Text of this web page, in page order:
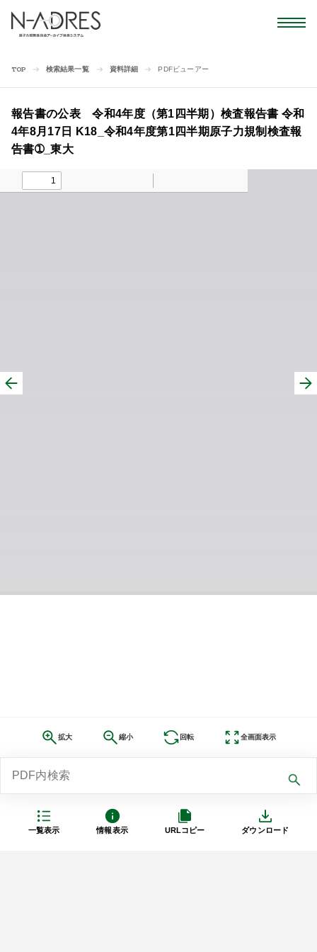
TOP 検索結果一覧 資料詳細 PDFビューアー
一覧表示 情報表示 URLコピー ダウンロード
報告書の公表 令和4年度（第1四半期）検査報告書 令和
4年8月17日 K18_令和4年度第1四半期原子力規制検査報
告書➀_東大
拡大 縮小 回転 全画面表示